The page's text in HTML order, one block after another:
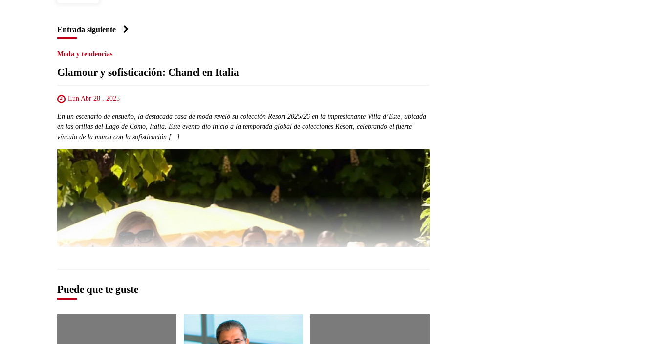
Entrada siguiente
Moda y tendencias
Glamour y sofisticación: Chanel en Italia
Lun Abr 28 , 2025
En un escenario de ensueño, la destacada casa de moda reveló su colección Resort 2025/26 en la impresionante Villa d’Este, ubicada
en las orillas del Lago de Como, Italia. Este evento dio inicio a la temporada global de colecciones Resort, celebrando el fuerte
vínculo de la marca con la sofisticación […]
Puede que te guste